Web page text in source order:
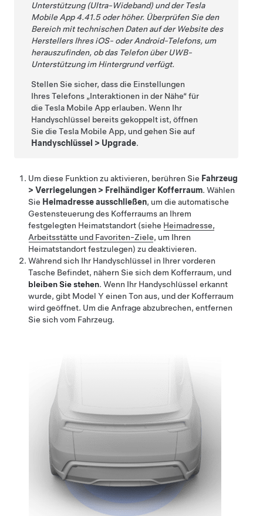
Unterstützung (Ultra-Wideband) und der Tesla
Mobile App 4.41.5 oder höher. Überprüfen Sie den
Bereich mit technischen Daten auf der Website des
Herstellers Ihres iOS- oder Android-Telefons, um
herauszufinden, ob das Telefon über UWB-
Unterstützung im Hintergrund verfügt.
Stellen Sie sicher, dass die Einstellungen
Ihres Telefons „Interaktionen in der Nähe“ für
die Tesla Mobile App erlauben. Wenn Ihr
Handyschlüssel bereits gekoppelt ist, öffnen
Sie die Tesla Mobile App, und gehen Sie auf
Handyschlüssel > Upgrade.
Um diese Funktion zu aktivieren, berühren Sie Fahrzeug
> Verriegelungen > Freihändiger Kofferraum. Wählen
Sie Heimadresse ausschließen, um die automatische
Gestensteuerung des Kofferraums an Ihrem
festgelegten Heimatstandort (siehe Heimadresse,
Arbeitsstätte und Favoriten-Ziele, um Ihren
Heimatstandort festzulegen) zu deaktivieren.
Während sich Ihr Handyschlüssel in Ihrer vorderen
Tasche Befindet, nähern Sie sich dem Kofferraum, und
bleiben Sie stehen. Wenn Ihr Handyschlüssel erkannt
wurde, gibt Model Y einen Ton aus, und der Kofferraum
wird geöffnet. Um die Anfrage abzubrechen, entfernen
Sie sich vom Fahrzeug.